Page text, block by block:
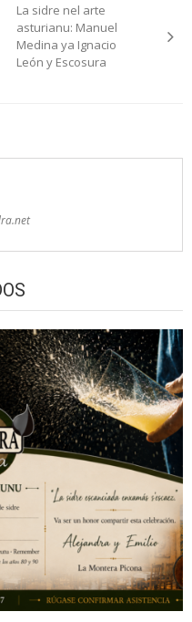
La sidre nel arte
asturianu: Manuel
Medina ya Ignacio
León y Escosura